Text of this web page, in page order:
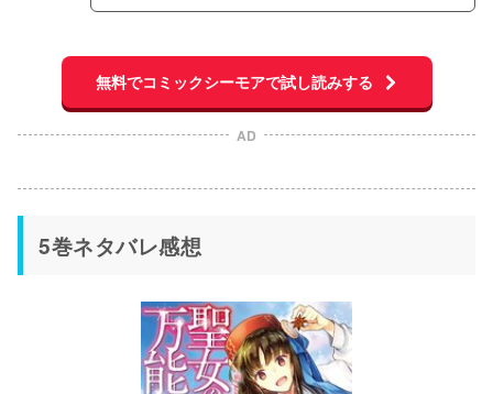
無料でコミックシーモアで試し読みする
AD
5巻ネタバレ感想